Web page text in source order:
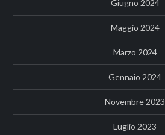
Giugno 2024
Maggio 2024
Marzo 2024
Gennaio 2024
Novembre 2023
Luglio 2023